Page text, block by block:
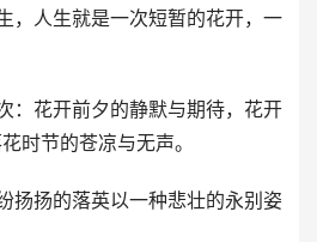
，人生就是一次短暂的花开，一
：花开前夕的静默与期待，花开
时节的苍凉与无声。
扬扬的落英以一种悲壮的永别姿